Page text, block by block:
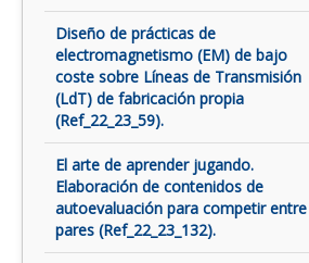
Diseño de prácticas de
electromagnetismo (EM) de bajo
coste sobre Líneas de Transmisión
(LdT) de fabricación propia
(Ref_22_23_59).
El arte de aprender jugando.
Elaboración de contenidos de
autoevaluación para competir entre
pares (Ref_22_23_132).